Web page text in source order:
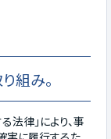
組み。
律」により、事